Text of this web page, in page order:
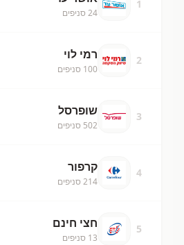
1
24 סניפים
2 רמי לוי
100 סניפים
3 שופרסל
502 סניפים
4 קרפור
214 סניפים
5 חצי חינם
13 סניפים